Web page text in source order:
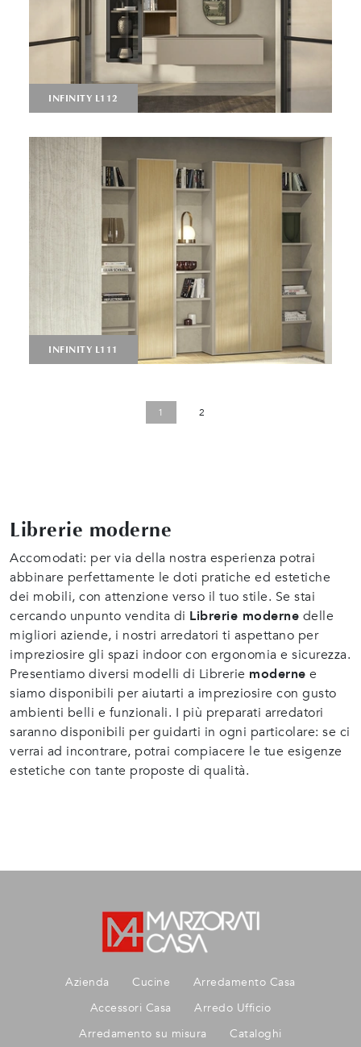
INFINITY L112
INFINITY L111
1 2
Librerie moderne
Accomodati: per via della nostra esperienza potrai
abbinare perfettamente le doti pratiche ed estetiche
dei mobili, con attenzione verso il tuo stile. Se stai
cercando unpunto vendita di Librerie moderne delle
migliori aziende, i nostri arredatori ti aspettano per
impreziosire gli spazi indoor con ergonomia e sicurezza.
Presentiamo diversi modelli di Librerie moderne e
siamo disponibili per aiutarti a impreziosire con gusto
ambienti belli e funzionali. I più preparati arredatori
saranno disponibili per guidarti in ogni particolare: se ci
verrai ad incontrare, potrai compiacere le tue esigenze
estetiche con tante proposte di qualità.
Azienda Cucine
Arredamento Casa
Accessori Casa
Arredo Ufficio
Arredamento su misura
Cataloghi